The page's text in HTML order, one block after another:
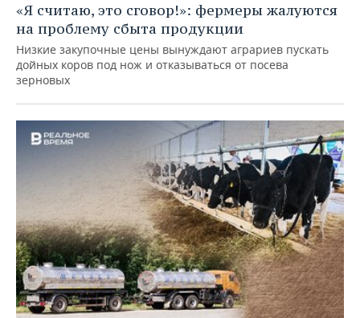
«Я считаю, это сговор!»: фермеры жалуются
на проблему сбыта продукции
Низкие закупочные цены вынуждают аграриев пускать
дойных коров под нож и отказываться от посева
зерновых